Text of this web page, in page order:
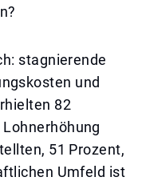
stagnierende
und
82
51 Prozent,
Umfeld ist